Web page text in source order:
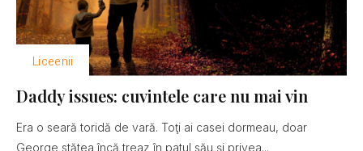
Liceenii
Daddy issues: cuvintele care nu mai vin
Era o seară toridă de vară. Toţi ai casei dormeau, doar
George stătea încă treaz în patul său şi privea...